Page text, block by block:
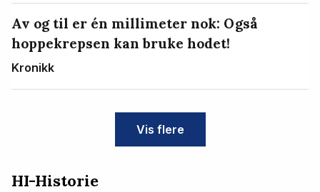
Av og til er én millimeter nok: Også
hoppekrepsen kan bruke hodet!
Kronikk
Vis flere
HI-Historie